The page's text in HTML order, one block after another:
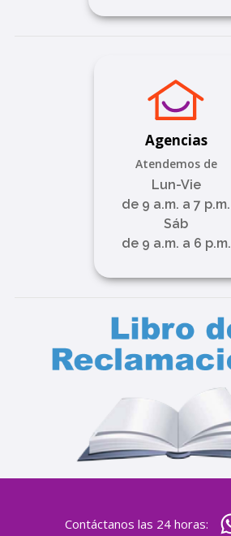
Agencias
Atendemos de
Lun-Vie
de 9 a.m. a 7 p.m.
Sáb
de 9 a.m. a 6 p.m.
Contáctanos las 24 horas: